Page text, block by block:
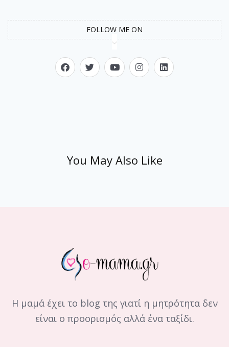
FOLLOW ME ON
You May Also Like
Η μαμά έχει το blog της γιατί η μητρότητα δεν
είναι ο προορισμός αλλά ένα ταξίδι.